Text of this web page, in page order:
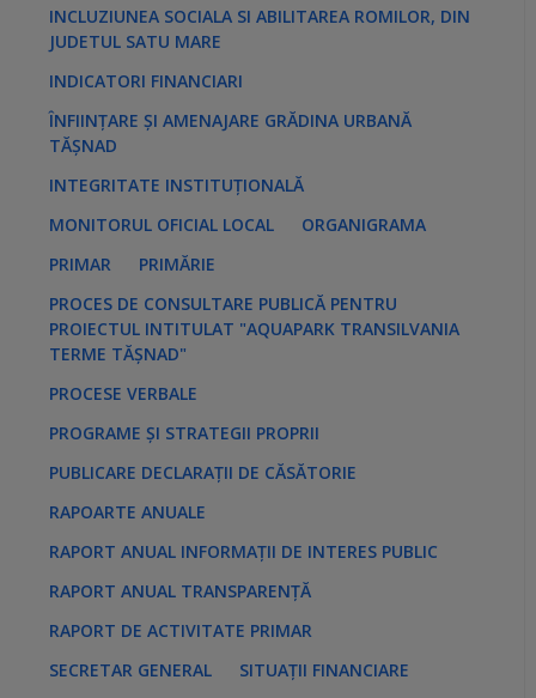
INCLUZIUNEA SOCIALA SI ABILITAREA ROMILOR, DIN
JUDETUL SATU MARE
INDICATORI FINANCIARI
ÎNFIINȚARE ȘI AMENAJARE GRĂDINA URBANĂ
TĂȘNAD
INTEGRITATE INSTITUȚIONALĂ
MONITORUL OFICIAL LOCAL
ORGANIGRAMA
PRIMAR
PRIMĂRIE
PROCES DE CONSULTARE PUBLICĂ PENTRU
PROIECTUL INTITULAT "AQUAPARK TRANSILVANIA
TERME TĂȘNAD"
PROCESE VERBALE
PROGRAME ȘI STRATEGII PROPRII
PUBLICARE DECLARAȚII DE CĂSĂTORIE
RAPOARTE ANUALE
RAPORT ANUAL INFORMAȚII DE INTERES PUBLIC
RAPORT ANUAL TRANSPARENȚĂ
RAPORT DE ACTIVITATE PRIMAR
SECRETAR GENERAL
SITUAȚII FINANCIARE